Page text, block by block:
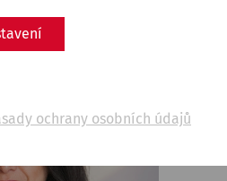
ochrany osobních údajů